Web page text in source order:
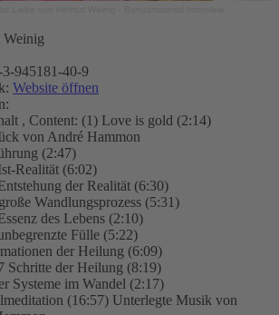
Weinig
945181-40-9
Website öffnen
, Content: (1) Love is gold (2:14)
von André Hammon
(2:47)
Realität (6:02)
der Realität (6:30)
Wandlungsprozess (5:31)
des Lebens (2:10)
Fülle (5:22)
der Heilung (6:09)
Schritte der Heilung (8:19)
Systeme im Wandel (2:17)
(16:57) Unterlegte Musik von